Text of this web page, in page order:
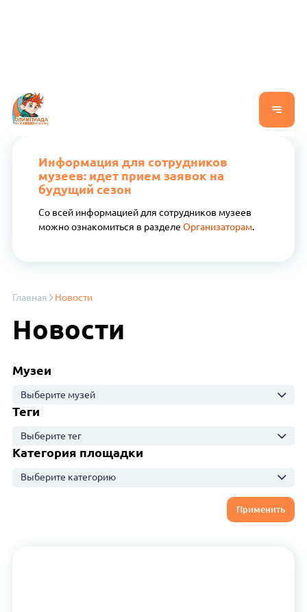
Информация для сотрудников
музеев: идет прием заявок на
будущий сезон
Со всей информацией для сотрудников музеев
можно ознакомиться в разделе Организаторам.
Главная Новости
Новости
Музеи
Выберите музей
Теги
Выберите тег
Категория площадки
Выберите категорию
Применить